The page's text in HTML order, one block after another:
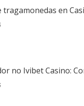
tragamonedas en
no Ivibet Casino: